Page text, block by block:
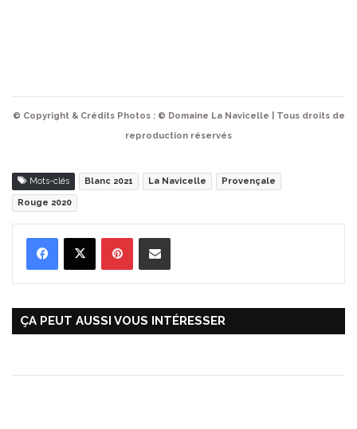
© Copyright & Crédits Photos : © Domaine La Navicelle | Tous droits de
reproduction réservés
Mots-clés Blanc 2021 La Navicelle Provençale
Rouge 2020
ÇA PEUT AUSSI VOUS INTÉRESSER